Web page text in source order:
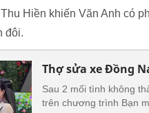
Hiền khiến Văn Anh có
đôi.
Thợ sửa xe Đồng
Sau 2 mối tình không
trên chương trình Bạn